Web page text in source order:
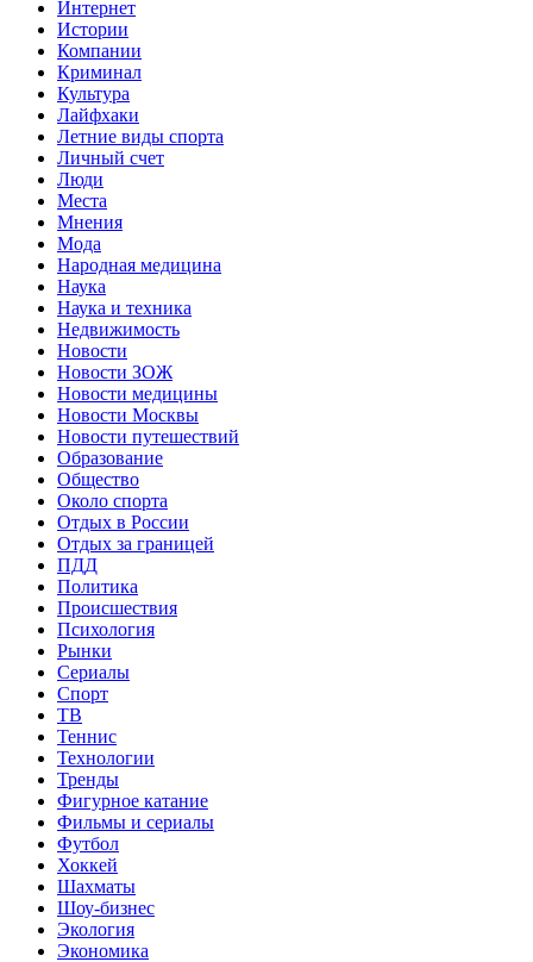
Интернет
Истории
Компании
Криминал
Культура
Лайфхаки
Летние виды спорта
Личный счет
Люди
Места
Мнения
Мода
Народная медицина
Наука
Наука и техника
Недвижимость
Новости
Новости ЗОЖ
Новости медицины
Новости Москвы
Новости путешествий
Образование
Общество
Около спорта
Отдых в России
Отдых за границей
ПДД
Политика
Происшествия
Психология
Рынки
Сериалы
Спорт
ТВ
Теннис
Технологии
Тренды
Фигурное катание
Фильмы и сериалы
Футбол
Хоккей
Шахматы
Шоу-бизнес
Экология
Экономика